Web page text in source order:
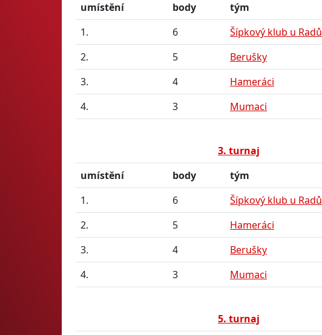
umístění
body
tým
1.
6
Šípkový klub u Radů
2.
5
Berušky
3.
4
Hameráci
4.
3 Mumaci
3. turnaj
umístění
body
tým
1.
6
Šípkový klub u Radů
2.
5
Hameráci
3.
4
Berušky
4.
3 Mumaci
5. turnaj